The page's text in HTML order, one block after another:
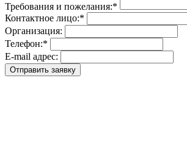
Требования и пожелания:*
Контактное лицо:*
Организация:
Телефон:*
E-mail адрес: